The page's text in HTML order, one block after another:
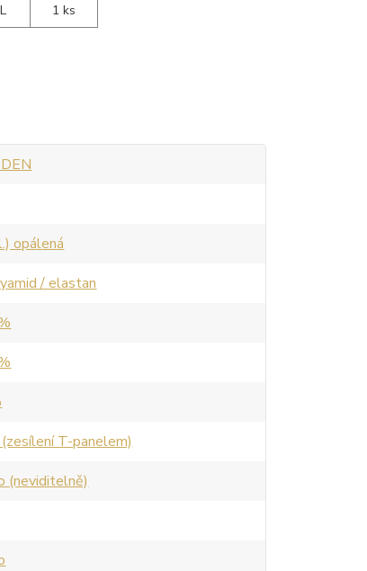
1 ks
opálená
/ elastan
T-panelem)
(neviditelně)